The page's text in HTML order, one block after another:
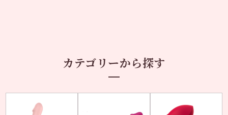
カテゴリーから探す